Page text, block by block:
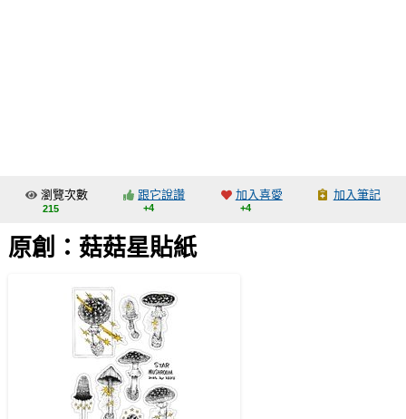
交流中心
攤位轉讓區
會員中心
註冊會員
登入
瀏覽次數
215
跟它說讚
+4
加入喜愛
+4
加入筆記
原創：菇菇星貼紙